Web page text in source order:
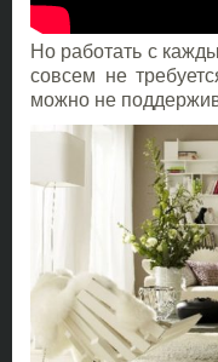
Но работать с
совсем не
можно не